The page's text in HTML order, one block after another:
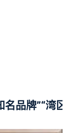
品牌”“湾